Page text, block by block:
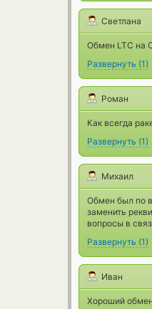
Светлана
Обмен LTC на
Развернуть (1)
Роман
Как всегда
Развернуть (1)
Михаил
Обмен был по
заменить
вопросы в
Развернуть (1)
Иван
Хороший